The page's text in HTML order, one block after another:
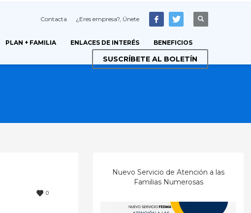
Contacta ¿Eres empresa?, Únete
PLAN + FAMILIA ENLACES DE INTERÉS BENEFICIOS
SUSCRÍBETE AL BOLETÍN
0
Nuevo Servicio de Atención a las
Familias Numerosas